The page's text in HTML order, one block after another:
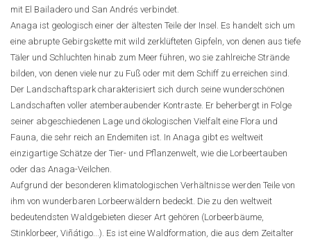
mit El Bailadero und San Andrés verbindet.
Anaga ist geologisch einer der ältesten Teile der Insel. Es handelt sich um
eine abrupte Gebirgskette mit wild zerklüfteten Gipfeln, von denen aus tiefe
Täler und Schluchten hinab zum Meer führen, wo sie zahlreiche Strände
bilden, von denen viele nur zu Fuß oder mit dem Schiff zu erreichen sind.
Der Landschaftspark charakterisiert sich durch seine wunderschönen
Landschaften voller atemberaubender Kontraste. Er beherbergt in Folge
seiner abgeschiedenen Lage und ökologischen Vielfalt eine Flora und
Fauna, die sehr reich an Endemiten ist. In Anaga gibt es weltweit
einzigartige Schätze der Tier- und Pflanzenwelt, wie die Lorbeertauben
oder das Anaga-Veilchen.
Aufgrund der besonderen klimatologischen Verhältnisse werden Teile von
ihm von wunderbaren Lorbeerwäldern bedeckt. Die zu den weltweit
bedeutendsten Waldgebieten dieser Art gehören (Lorbeerbäume,
Stinklorbeer, Viñátigo...). Es ist eine Waldformation, die aus dem Zeitalter